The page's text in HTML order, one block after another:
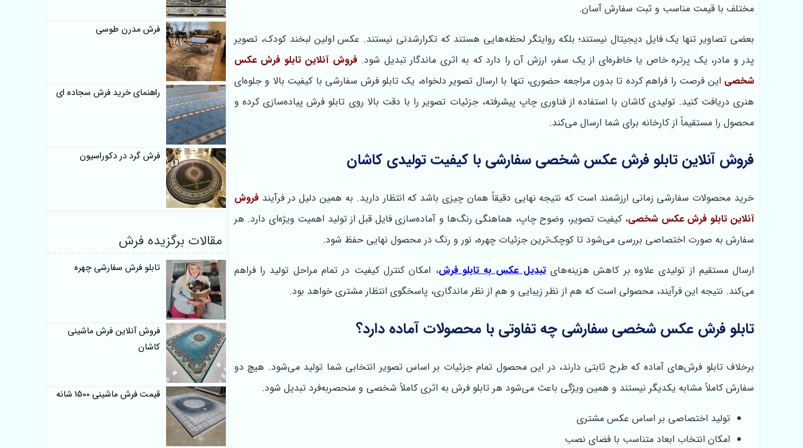
مختلف با قیمت مناسب و ثبت سفارش آسان.
بعضی تصاویر تنها یک فایل دیجیتال نیستند؛ بلکه روایتگر لحظه‌هایی هستند که تکرارشدنی نیستند. عکس اولین لبخند کودک، تصویر
پدر و مادر، یک پرتره خاص یا خاطره‌ای از یک سفر، ارزش آن را دارد که به اثری ماندگار تبدیل شود.فروش آنلاین تابلو فرش عکس
شخصی این فرصت را فراهم کرده تا بدون مراجعه حضوری، تنها با ارسال تصویر دلخواه، یک تابلو فرش سفارشی با کیفیت بالا و جلوه‌ای
هنری دریافت کنید. تولیدی کاشان با استفاده از فناوری چاپ پیشرفته، جزئیات تصویر را با دقت بالا روی تابلو فرش پیاده‌سازی کرده و
محصول را مستقیماً از کارخانه برای شما ارسال می‌کند.
فروش آنلاین تابلو فرش عکس شخصی سفارشی با کیفیت تولیدی کاشان
خرید محصولات سفارشی زمانی ارزشمند است که نتیجه نهایی دقیقاً همان چیزی باشد که انتظار دارید. به همین دلیل در فرآیندفروش
آنلاین تابلو فرش عکس شخصی، کیفیت تصویر، وضوح چاپ، هماهنگی رنگ‌ها و آماده‌سازی فایل قبل از تولید اهمیت ویژه‌ای دارد. هر
سفارش به صورت اختصاصی بررسی می‌شود تا کوچک‌ترین جزئیات چهره، نور و رنگ در محصول نهایی حفظ شود.
ارسال مستقیم از تولیدی علاوه بر کاهش هزینه‌هایتبدیل عکس به تابلو فرش، امکان کنترل کیفیت در تمام مراحل تولید را فراهم
می‌کند. نتیجه این فرآیند، محصولی است که هم از نظر زیبایی و هم از نظر ماندگاری، پاسخگوی انتظار مشتری خواهد بود.
تابلو فرش عکس شخصی سفارشی چه تفاوتی با محصولات آماده دارد؟
برخلاف تابلو فرش‌های آماده که طرح ثابتی دارند، در این محصول تمام جزئیات بر اساس تصویر انتخابی شما تولید می‌شود. هیچ دو
سفارش کاملاً مشابه یکدیگر نیستند و همین ویژگی باعث می‌شود هر تابلو فرش به اثری کاملاً شخصی و منحصربه‌فرد تبدیل شود.
تولید اختصاصی بر اساس عکس مشتری
امکان انتخاب ابعاد متناسب با فضای نصب
فرش مدرن طوسی
راهنمای خرید فرش سجاده ای
فرش گرد در دکوراسیون
مقالات برگزیده فرش
تابلو فرش سفارشی چهره
فروش آنلاین فرش ماشینی
کاشان
قیمت فرش ماشینی 1500 شانه